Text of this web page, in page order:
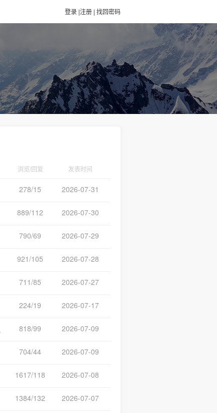
登录 |注册 | 找回密码
浏览/回复 发表时间
278/15 2026-07-31
889/112 2026-07-30
790/69 2026-07-29
921/105 2026-07-28
711/85 2026-07-27
224/19 2026-07-17
818/99 2026-07-09
704/44 2026-07-09
1617/118 2026-07-08
1384/132 2026-07-07